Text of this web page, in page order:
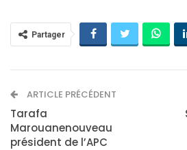
Partager
ARTICLE PRÉCÉDENT
Tarafa
Marouanenouveau
président de l’APC